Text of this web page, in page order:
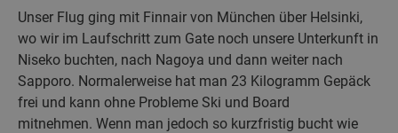
Unser Flug ging mit Finnair von München über Helsinki,
wo wir im Laufschritt zum Gate noch unsere Unterkunft in
Niseko buchten, nach Nagoya und dann weiter nach
Sapporo. Normalerweise hat man 23 Kilogramm Gepäck
frei und kann ohne Probleme Ski und Board
mitnehmen. Wenn man jedoch so kurzfristig bucht wie